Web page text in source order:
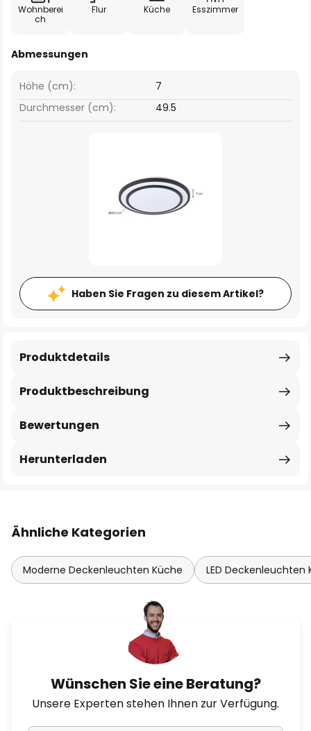
Wohnberei
ch
Flur Küche Esszimmer
Abmessungen
Höhe (cm):
7
Durchmesser (cm):
49.5
Haben Sie Fragen zu diesem Artikel?
Produktbeschreibung
Produktdetails
Bewertungen
Herunterladen
Ähnliche Kategorien
Moderne Deckenleuchten Küche LED Deckenleuchten
Wünschen Sie eine Beratung?
Unsere Experten stehen Ihnen zur Verfügung.